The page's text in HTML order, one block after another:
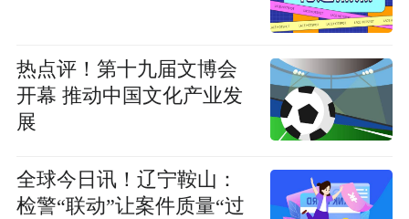
热点评！第十九届文博会
开幕 推动中国文化产业发
展
全球今日讯！辽宁鞍山：
检警“联动”让案件质量“过